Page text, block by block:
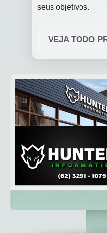
seus objetivos.
VEJA TODO